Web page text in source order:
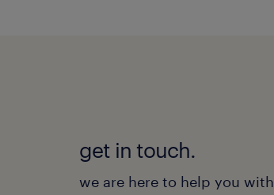
get in touch.
we are here to help you with